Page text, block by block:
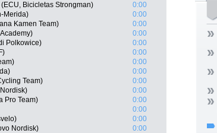
Bicicletas Strongman)
0:00
Merida)
0:00
Kamen Team)
0:00
0:00
Polkowice)
0:00
0:00
0:00
0:00
Team)
0:00
0:00
Pro Team)
0:00
0:00
0:00
Nordisk)
0:00